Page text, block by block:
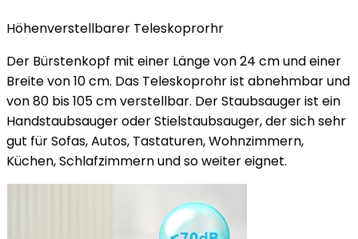
Höhenverstellbarer Teleskoprorhr
Der Bürstenkopf mit einer Länge von 24 cm und einer
Breite von 10 cm. Das Teleskoprohr ist abnehmbar und
von 80 bis 105 cm verstellbar. Der Staubsauger ist ein
Handstaubsauger oder Stielstaubsauger, der sich sehr
gut für Sofas, Autos, Tastaturen, Wohnzimmern,
Küchen, Schlafzimmern und so weiter eignet.